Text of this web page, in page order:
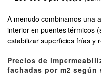
A menudo combinamos una
interior en puentes térmicos
estabilizar superficies frías y
Precios de
fachadas por m2 según